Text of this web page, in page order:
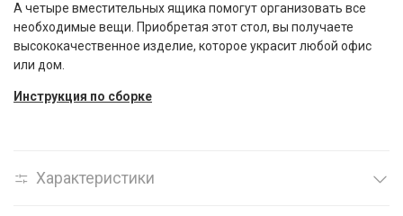
А четыре вместительных ящика помогут организовать все
необходимые вещи. Приобретая этот стол, вы получаете
высококачественное изделие, которое украсит любой офис
или дом.
Инструкция по сборке
Характеристики